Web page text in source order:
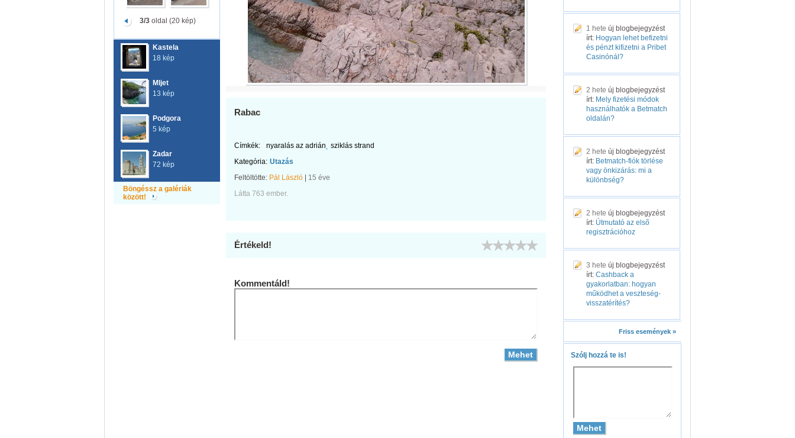
3/3oldal (20 kép)
Kastela
18 kép
Mljet
13 kép
Podgora
5 kép
Zadar
72 kép
Böngéssz a galériák
között!
Rabac
Címkék: nyaralás az adrián
sziklás strand
Kategória: Utazás
Feltöltötte: Pál László
15 éve
Látta 763 ember.
Értékeld!
Kommentáld!
1 hete új blogbejegyzést
írt: Hogyan lehet befizetni
és pénzt kifizetni a Pribet
Casinónál?
2 hete új blogbejegyzést
írt: Mely fizetési módok
használhatók a Betmatch
oldalán?
2 hete új blogbejegyzést
írt: Betmatch-fiók törlése
vagy önkizárás: mi a
különbség?
2 hete új blogbejegyzést
írt: Útmutató az első
regisztrációhoz
3 hete új blogbejegyzést
írt: Cashback a
gyakorlatban: hogyan
működhet a veszteség-
visszatérítés?
Friss események »
Szólj hozzá te is!